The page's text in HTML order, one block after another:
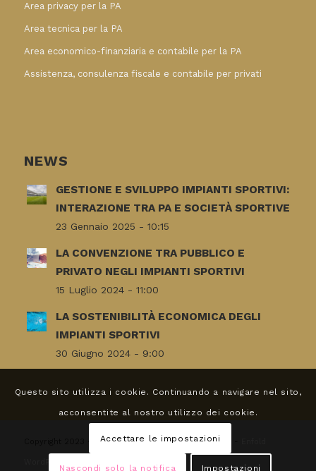
Area privacy per la PA
Area tecnica per la PA
Area economico-finanziaria e contabile per la PA
Assistenza, consulenza fiscale e contabile per privati
NEWS
GESTIONE E SVILUPPO IMPIANTI SPORTIVI:
INTERAZIONE TRA PA E SOCIETÀ SPORTIVE
23 Gennaio 2025 - 10:15
LA CONVENZIONE TRA PUBBLICO E
PRIVATO NEGLI IMPIANTI SPORTIVI
15 Luglio 2024 - 11:00
LA SOSTENIBILITÀ ECONOMICA DEGLI
IMPIANTI SPORTIVI
30 Giugno 2024 - 9:00
Copyright 2023 - Studio Cavaggioni -Cookies Policy
Questo sito utilizza i cookie. Continuando a navigare nel sito,
acconsentite al nostro utilizzo dei cookie.
Accettare le impostazioni
Nascondi solo la notifica Impostazioni